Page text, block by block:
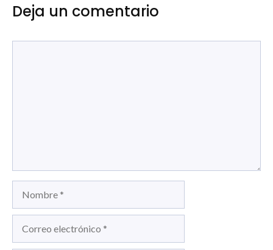
Deja un comentario
electrónico